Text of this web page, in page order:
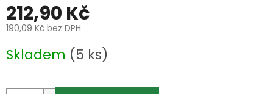
212,90 Kč
190,09 Kč bez DPH
cena:
Skladem (5 ks)